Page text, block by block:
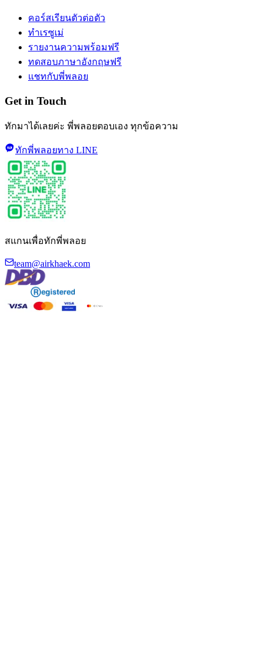
คอร์สเรียนตัวต่อตัว
ทำเรซูเม่
รายงานความพร้อมฟรี
ทดสอบภาษาอังกฤษฟรี
แชทกับพี่พลอย
Get in Touch
ทักมาได้เลยค่ะ พี่พลอยตอบเอง ทุกข้อความ
ทักพี่พลอยทาง LINE
สแกนเพื่อทักพี่พลอย
team@airkhaek.com